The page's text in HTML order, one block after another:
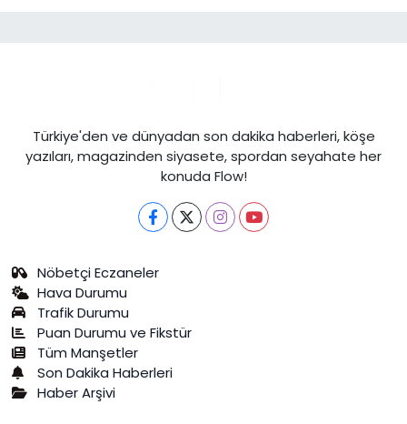
Türkiye'den ve dünyadan son dakika haberleri, köşe
yazıları, magazinden siyasete, spordan seyahate her
konuda Flow!
Nöbetçi Eczaneler
Hava Durumu
Trafik Durumu
Puan Durumu ve Fikstür
Tüm Manşetler
Son Dakika Haberleri
Haber Arşivi